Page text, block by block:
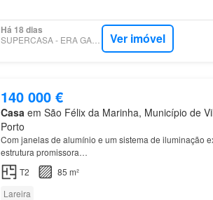
Há 18 dias
SUPERCASA - ERA GAIA ARRÁBIDA Ver imóvel
140 000 €
Casa em São Félix da Marinha, Município de
Porto
Com janelas de alumínio e um sistema de iluminação
estrutura promissora…
T2
85 m²
Lareira